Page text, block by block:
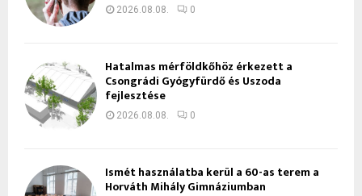
2026.08.08. 0
Hatalmas mérföldkőhöz érkezett a
Csongrádi Gyógyfürdő és Uszoda
fejlesztése
2026.08.08. 0
Ismét használatba kerül a 60-as terem a
Horváth Mihály Gimnáziumban